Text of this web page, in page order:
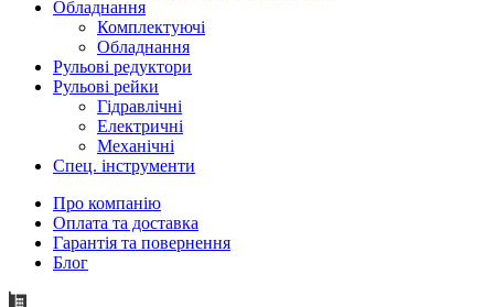
Обладнання
Комплектуючі
Обладнання
Рульові редуктори
Рульові рейки
Гідравлічні
Електричні
Механічні
Спец. інструменти
Про компанію
Оплата та доставка
Гарантія та повернення
Блог